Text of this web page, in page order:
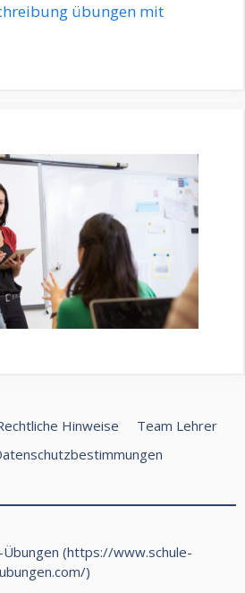
übungen mit
Hinweise
Team Lehrer
Übungen (https://www.schule-
ubungen.com/)